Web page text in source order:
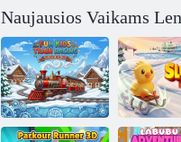
Naujausios Vaikams